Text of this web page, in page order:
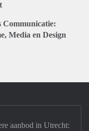
Communicatie:
Media en Design
aanbod in Utrecht: